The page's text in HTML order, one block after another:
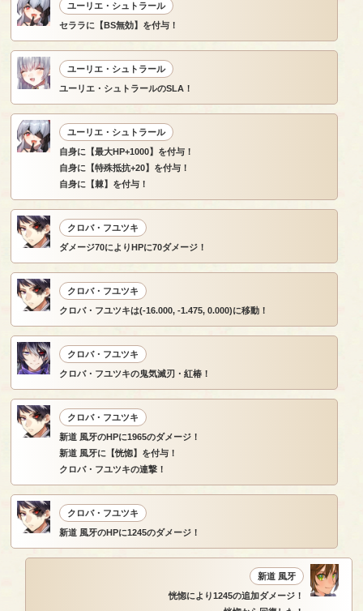
ユーリエ・シュトラール
セララに【BS無効】を付与！
ユーリエ・シュトラール
ユーリエ・シュトラールのSLA！
ユーリエ・シュトラール
自身に【最大HP+1000】を付与！
自身に【特殊抵抗+20】を付与！
自身に【棘】を付与！
クロバ・フユツキ
ダメージ70によりHPに70ダメージ！
クロバ・フユツキ
クロバ・フユツキは(-16.000, -1.475, 0.000)に移動！
クロバ・フユツキ
クロバ・フユツキの鬼気滅刃・紅椿！
クロバ・フユツキ
新道 風牙のHPに1965のダメージ！
新道 風牙に【恍惚】を付与！
クロバ・フユツキの連撃！
クロバ・フユツキ
新道 風牙のHPに1245のダメージ！
新道 風牙
恍惚により1245の追加ダメージ！